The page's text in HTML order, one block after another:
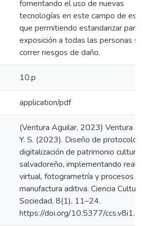
fomentando el uso de nuevas
tecnologías en este campo de
que permitiendo estandarizar para
exposición a todas las personas
correr riesgos de daño.
10.p
application/pdf
(Ventura Aguilar, 2023) Ventura
Y. S. (2023). Diseño de protocolo
digitalización de patrimonio cultural
salvadoreño, implementando
virtual, fotogrametría y procesos
manufactura aditiva. Ciencia
Sociedad, 8(1), 11–24.
https://doi.org/10.5377/